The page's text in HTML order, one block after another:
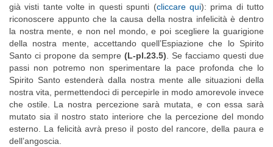
già visti tante volte in questi spunti (cliccare qui): prima di tutto
riconoscere appunto che la causa della nostra infelicità è dentro
la nostra mente, e non nel mondo, e poi scegliere la guarigione
della nostra mente, accettando quell’Espiazione che lo Spirito
Santo ci propone da sempre (L-pI.23.5) . Se facciamo questi due
passi non potremo non sperimentare la pace profonda che lo
Spirito Santo estenderà dalla nostra mente alle situazioni della
nostra vita, permettendoci di percepirle in modo amorevole invece
che ostile. La nostra percezione sarà mutata, e con essa sarà
mutato sia il nostro stato interiore che la percezione del mondo
esterno. La felicità avrà preso il posto del rancore, della paura e
dell’angoscia.